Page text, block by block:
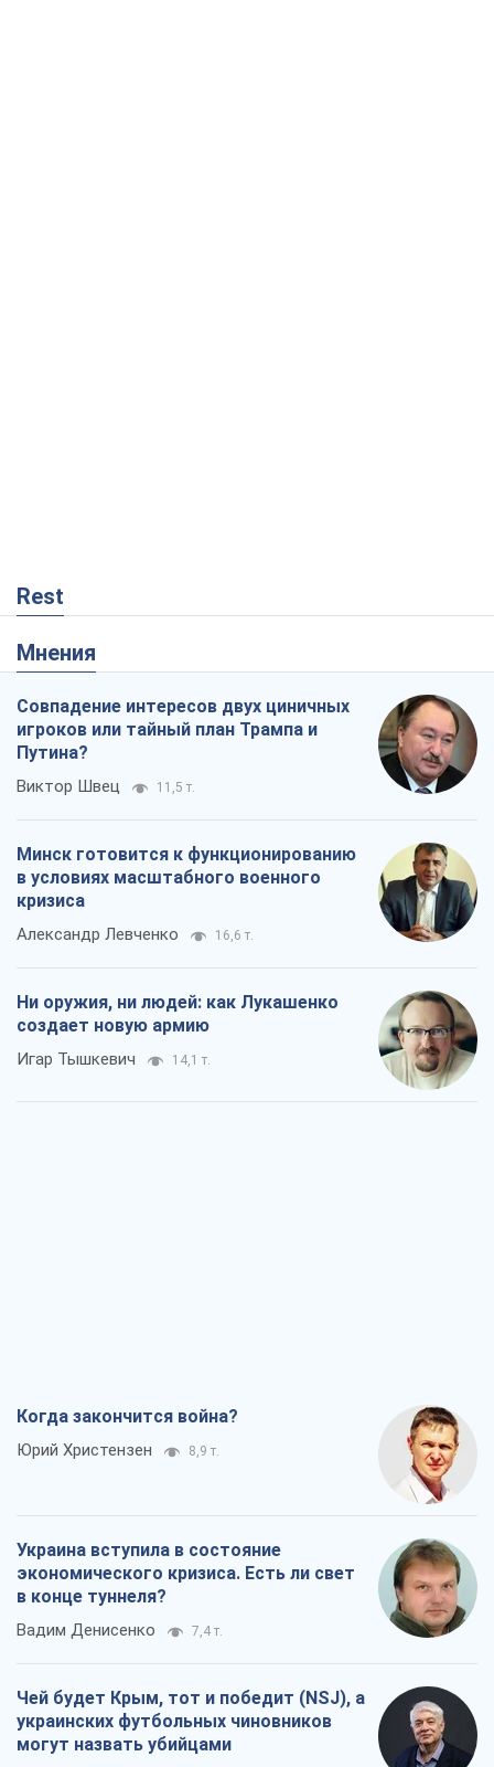
Rest
Мнения
Совпадение интересов двух циничных
игроков или тайный план Трампа и
Путина?
Виктор Швец 11,5 т.
Минск готовится к функционированию
в условиях масштабного военного
кризиса
Александр Левченко 16,6 т.
Ни оружия, ни людей: как Лукашенко
создает новую армию
Игар Тышкевич 14,1 т.
Когда закончится война?
Юрий Христензен 8,9 т.
Украина вступила в состояние
экономического кризиса. Есть ли свет
в конце туннеля?
Вадим Денисенко 7,4 т.
Чей будет Крым, тот и победит (NSJ), а
украинских футбольных чиновников
могут назвать убийцами